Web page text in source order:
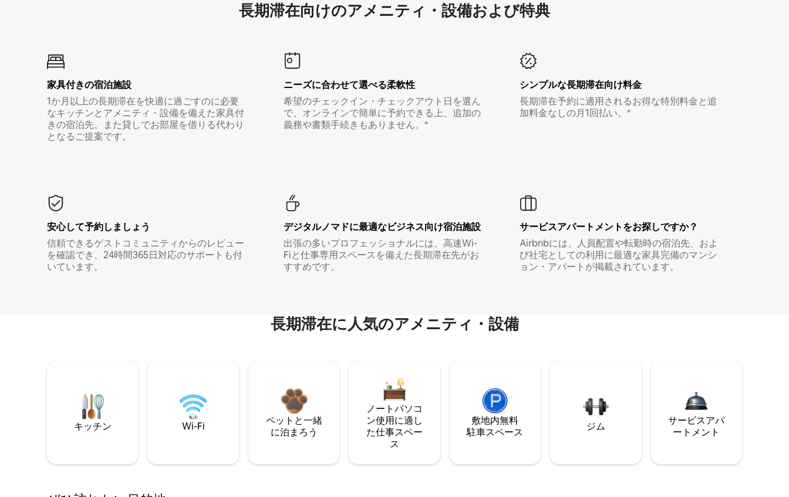
長期滞在向け⁠のア⁠メ⁠ニ⁠テ⁠ィ⁠・設⁠備⁠および特⁠典
家具付き⁠の宿⁠泊⁠施⁠設
1か月以上の長期滞在を快適に過ごすのに必要
なキッチンとアメニティ・設備を備えた家具付
きの宿泊先。また貸しでお部屋を借りる代わり
となるご提案です。
ニーズに合わせて選べる柔軟性
希望のチェックイン・チェックアウト日を選ん
で、オンラインで簡単に予約できる上、追加の
義務や書類手続きもありません。*
シンプルな長期滞在向け料金
長期滞在予約に適用されるお得な特別料金と追
加料金なしの月1回払い。*
安心して予約しましょう
信頼できるゲストコミュニティからのレビュー
を確認でき、24時間365日対応のサポートも付
いています。
デジタルノマド⁠に最⁠適⁠なビ⁠ジ⁠ネ⁠ス⁠向⁠け宿⁠泊⁠施⁠設
出張の多いプロフェッショナルには、高速Wi-
Fiと仕事専用スペースを備えた長期滞在先がお
すすめです。
サービスアパートメントをお探しですか？
Airbnbには、人員配置や転勤時の宿泊先、およ
び社宅としての利用に最適な家具完備のマンシ
ョン・アパートが掲載されています。
長期滞在に人気のアメニティ・設備
キッチン Wi-Fi
ペットと一緒
に泊まろう
ノートパソコ
ン使用に適し
た仕事スペー
ス
敷地内無料
駐⁠車ス⁠ペ⁠ー⁠ス
ジム
サービスアパ
ートメント